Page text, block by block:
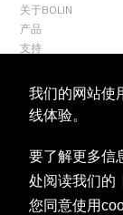
我们的网站使
线体验。
要了解更多信
处阅读我们的
您同意使用
关于BOLIN
产品
支持
联系我们
产品
NDI 产品线
D系列DANTE AV 产
2系列USB云台摄像机